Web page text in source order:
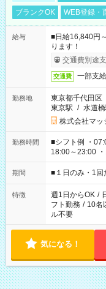
ブランクOK
WEB登録・
給与
■日給16,840円
ります！
交通費別途
交通費 一部支給
勤務地
東京都千代田区
東京駅 / 水道
株式会社マッ
勤務時間
■シフト例 ・
18:00～23:00
etc ★最短で3時間で5,120円のお仕事から 15時間で2万円近く稼
げるお仕事も！ ご希望のお時間に合わせてご紹介！ ※シフトは
ください！
期間 ■１日のみ・1回
特徴 週1日からOK /
フト勤務 / 10名
ル不要
気になる！